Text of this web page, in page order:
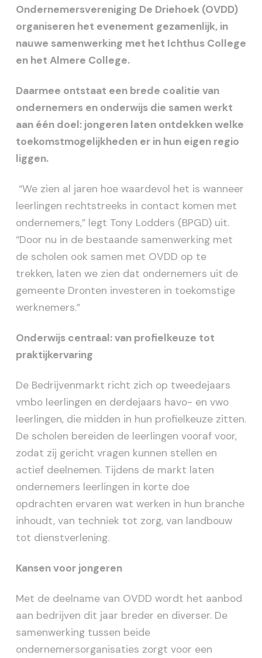
Ondernemersvereniging De Driehoek (OVDD)
organiseren het evenement gezamenlijk, in
nauwe samenwerking met het Ichthus College
en het Almere College.
Daarmee ontstaat een brede coalitie van
ondernemers en onderwijs die samen werkt
aan één doel: jongeren laten ontdekken welke
toekomstmogelijkheden er in hun eigen regio
liggen.
“We zien al jaren hoe waardevol het is wanneer
leerlingen rechtstreeks in contact komen met
ondernemers,” legt Tony Lodders (BPGD) uit.
“Door nu in de bestaande samenwerking met
de scholen ook samen met OVDD op te
trekken, laten we zien dat ondernemers uit de
gemeente Dronten investeren in toekomstige
werknemers.”
Onderwijs centraal: van profielkeuze tot
praktijkervaring
De Bedrijvenmarkt richt zich op tweedejaars
vmbo leerlingen en derdejaars havo- en vwo
leerlingen, die midden in hun profielkeuze zitten.
De scholen bereiden de leerlingen vooraf voor,
zodat zij gericht vragen kunnen stellen en
actief deelnemen. Tijdens de markt laten
ondernemers leerlingen in korte doe
opdrachten ervaren wat werken in hun branche
inhoudt, van techniek tot zorg, van landbouw
tot dienstverlening.
Kansen voor jongeren
Met de deelname van OVDD wordt het aanbod
aan bedrijven dit jaar breder en diverser. De
samenwerking tussen beide
ondernemersorganisaties zorgt voor een